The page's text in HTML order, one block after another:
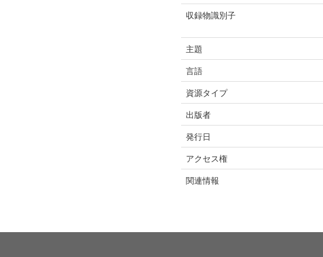
収録物識別子
主題
言語
資源タイプ
出版者
発行日
アクセス権
関連情報